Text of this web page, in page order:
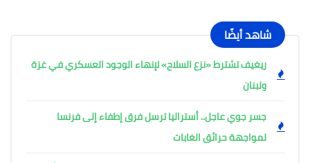
شاهد أيضًا
ريغيف تشترط «نزع السلاح» لإنهاء الوجود العسكري في غزة
ولبنان
جسر جوي عاجل.. أستراليا ترسل فرق إطفاء إلى فرنسا
لمواجهة حرائق الغابات